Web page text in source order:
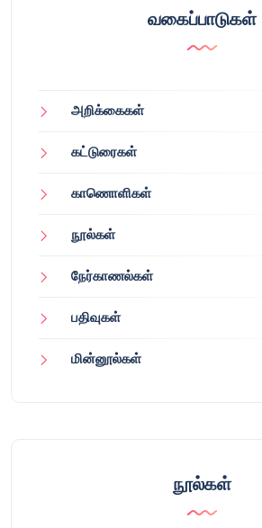
வகைப்பாடுகள்
அறிக்கைகள்
கட்டுரைகள்
காணொளிகள்
நூல்கள்
நேர்காணல்கள்
பதிவுகள்
மின்னூல்கள்
நூல்கள்